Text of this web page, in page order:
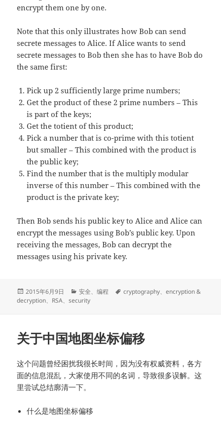
encrypt them one by one.
Note that this only illustrates how Bob can send
secrete messages to Alice. If Alice wants to send
secrete messages to Bob then she has to have Bob do
the same first:
Pick up 2 sufficiently large prime numbers;
Get the product of these 2 prime numbers – This
is part of the keys;
Get the totient of this product;
Pick a number that is co-prime with this totient
but smaller – This combined with the product is
the public key;
Find the number that is the multiply modular
inverse of this number – This combined with the
product is the private key;
Then Bob sends his public key to Alice and Alice can
encrypt the messages using Bob’s public key. Upon
receiving the messages, Bob can decrypt the
messages using his private key.
发
布
2015年6月9日
分
类
安全、编程
标
cryptography、encryption &
decryption、 RSA、security
关于中国地图坐标偏移
这个问题曾经困扰我很长时间，因为没有权威资料，各方
面的信息混乱，大家使用不同的名词，导致很多误解。这
里尝试总结廓清一下。
什么是地图坐标偏移